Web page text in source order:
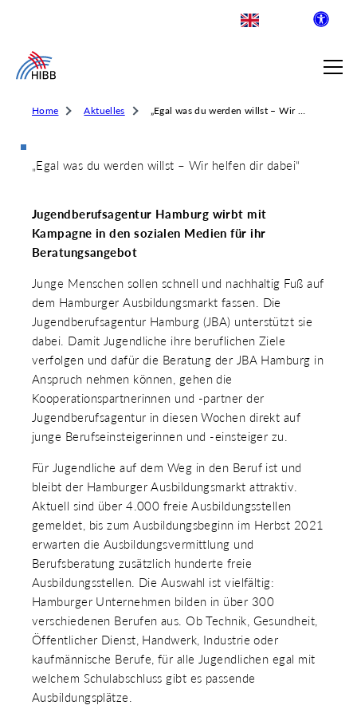
INSTITUT FÜR BERUFLICHE
SCHULEN
& ABSCHLÜSSE
& RECHT
PUBLIKATIONEN/TERMINE
Home Aktuelles „Egal was du werden willst – Wir helfen dir dabei“
„Egal was du werden willst – Wir helfen dir dabei“
Jugendberufsagentur Hamburg wirbt mit
Kampagne in den sozialen Medien für ihr
Beratungsangebot
Junge Menschen sollen schnell und nachhaltig Fuß auf
dem Hamburger Ausbildungsmarkt fassen. Die
Jugendberufsagentur Hamburg (JBA) unterstützt sie
dabei. Damit Jugendliche ihre beruflichen Ziele
verfolgen und dafür die Beratung der JBA Hamburg in
Anspruch nehmen können, gehen die
Kooperationspartnerinnen und -partner der
Jugendberufsagentur in diesen Wochen direkt auf
junge Berufseinsteigerinnen und -einsteiger zu.
Für Jugendliche auf dem Weg in den Beruf ist und
bleibt der Hamburger Ausbildungsmarkt attraktiv.
Aktuell sind über 4.000 freie Ausbildungsstellen
gemeldet, bis zum Ausbildungsbeginn im Herbst 2021
erwarten die Ausbildungsvermittlung und
Berufsberatung zusätzlich hunderte freie
Ausbildungsstellen. Die Auswahl ist vielfältig:
Hamburger Unternehmen bilden in über 300
verschiedenen Berufen aus. Ob Technik, Gesundheit,
Öffentlicher Dienst, Handwerk, Industrie oder
kaufmännische Berufe, für alle Jugendlichen egal mit
welchem Schulabschluss gibt es passende
Ausbildungsplätze.